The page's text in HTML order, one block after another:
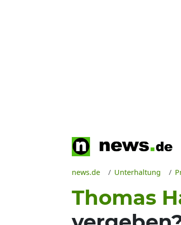
news.de Unterhaltung
Thomas